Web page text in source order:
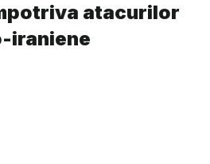
atacurilor
iraniene